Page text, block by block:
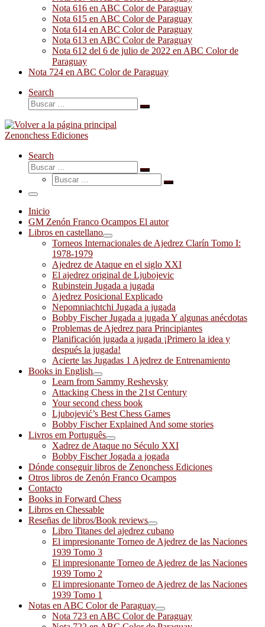
Nota 616 en ABC Color de Paraguay
Nota 615 en ABC Color de Paraguay
Nota 614 en ABC Color de Paraguay
Nota 613 en ABC Color de Paraguay
Nota 612 del 6 de julio de 2022 en ABC Color de
Paraguay
Nota 724 en ABC Color de Paraguay
Search
Buscar
Buscar
Zenonchess Ediciones
Search
Buscar
Buscar
Buscar
Buscar
Menú
Inicio
GM Zenón Franco Ocampos El autor
Libros en castellano
Torneos Internacionales de Ajedrez Clarín Tomo I:
1978-1979
Ajedrez de Ataque en el siglo XXI
El ajedrez original de Ljubojevic
Rubinstein Jugada a jugada
Ajedrez Posicional Explicado
Nepomniachtchi Jugada a jugada
Bobby Fischer Jugada a jugada Y algunas anécdotas
Problemas de Ajedrez para Principiantes
Planificación jugada a jugada ¡Primero la idea y
después la jugada!
Acierte las Jugadas 1 Ajedrez de Entrenamiento
Books in English
Learn from Sammy Reshevsky
Attacking Chess in the 21st Century
Your second chess book
Ljubojević’s Best Chess Games
Bobby Fischer Explained And some stories
Livros em Português
Xadrez de Ataque no Século XXI
Bobby Fischer Jogada a jogada
Dónde conseguir libros de Zenonchess Ediciones
Otros libros de Zenón Franco Ocampos
Contacto
Books in Forward Chess
Libros en Chessable
Reseñas de libros/Book reviews
Libro Titanes del ajedrez cubano
El impresionante Torneo de Ajedrez de las Naciones
1939 Tomo 3
El impresionante Torneo de Ajedrez de las Naciones
1939 Tomo 2
El impresionante Torneo de Ajedrez de las Naciones
1939 Tomo 1
Notas en ABC Color de Paraguay
Nota 723 en ABC Color de Paraguay